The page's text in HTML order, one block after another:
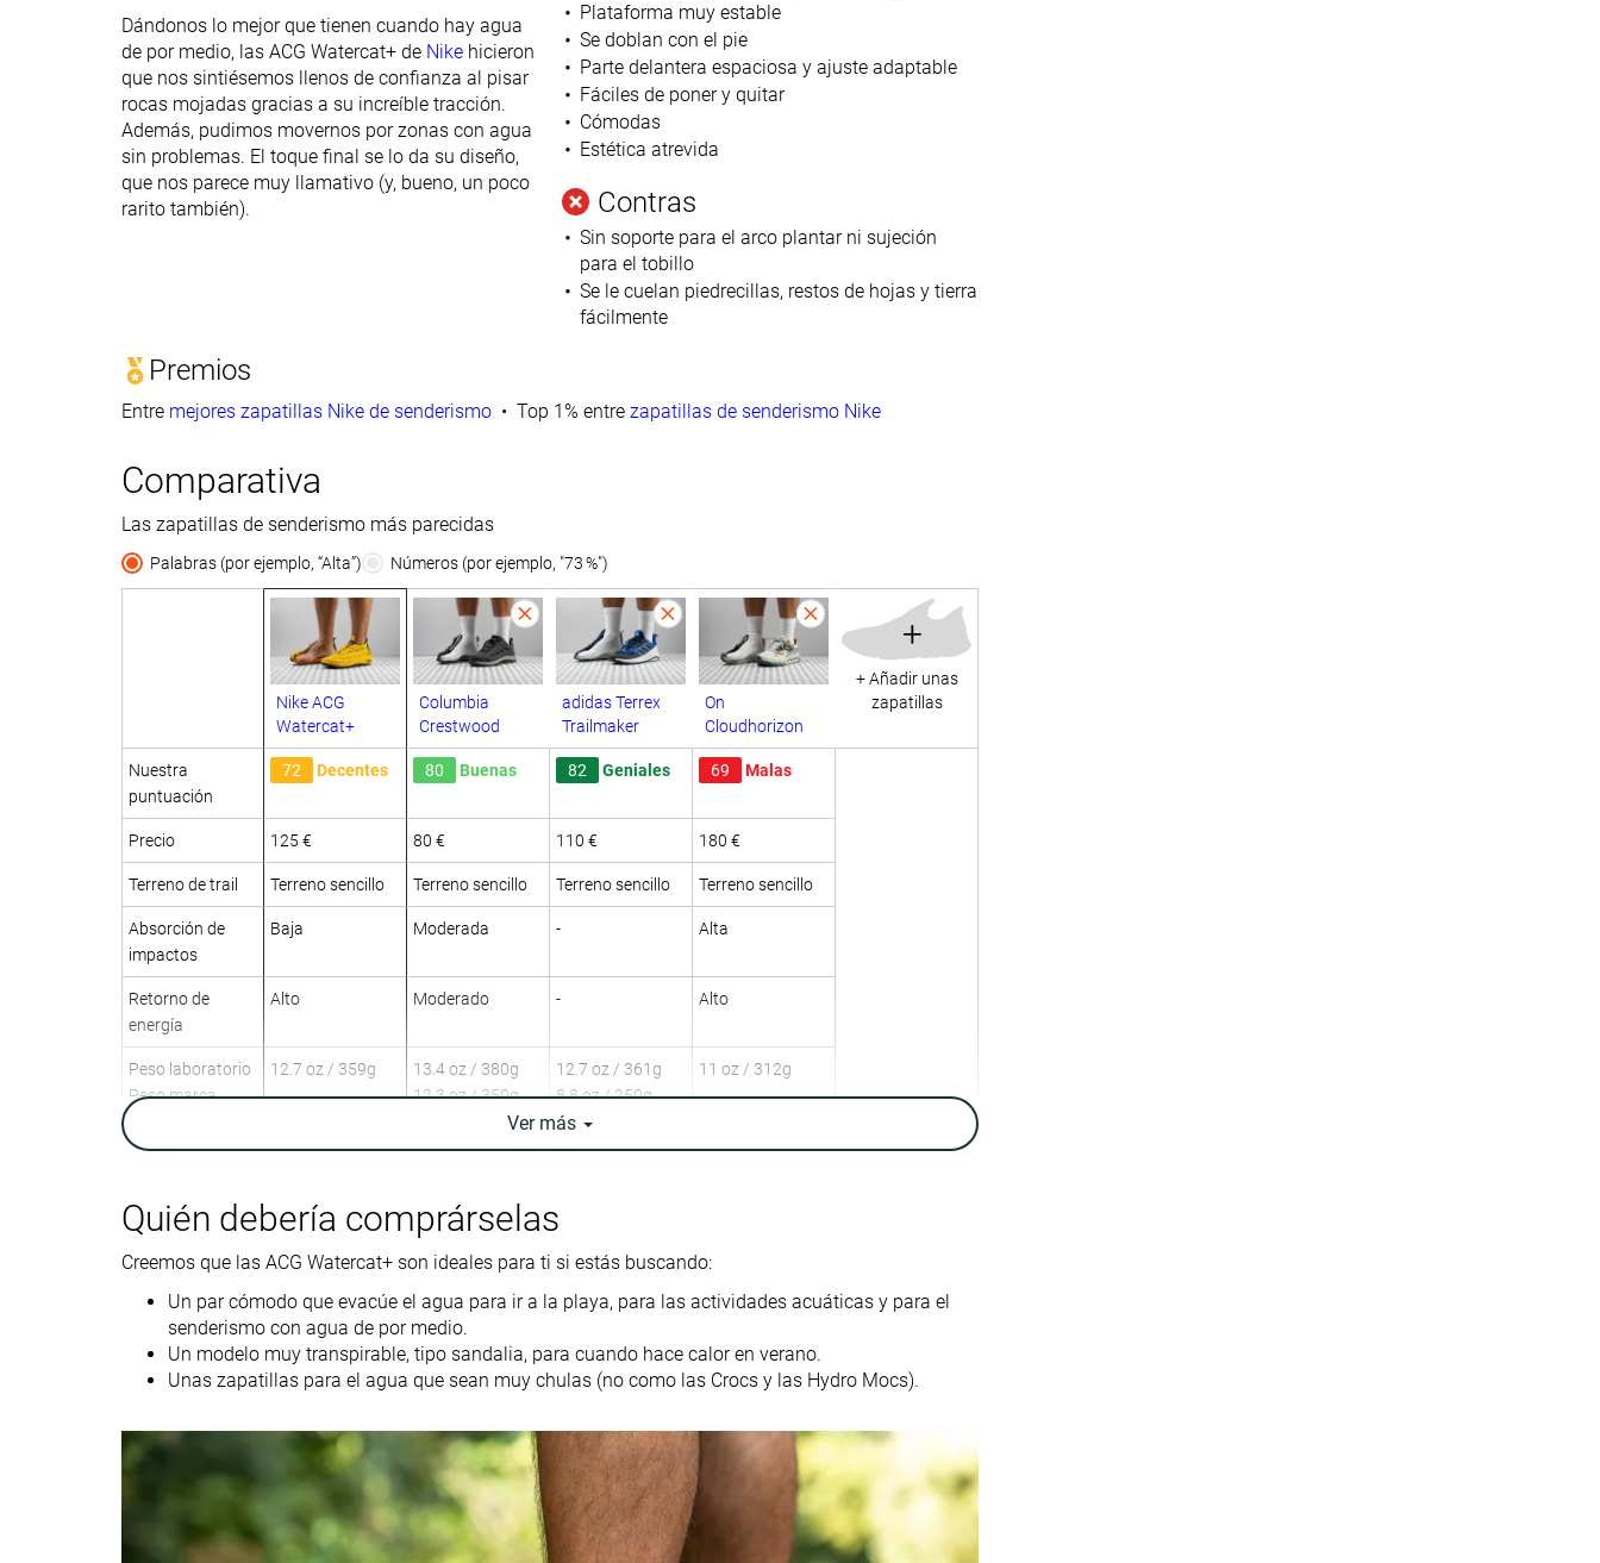
Dándonos lo mejor que tienen cuando hay agua
de por medio, las ACG Watercat+ de Nike hicieron
que nos sintiésemos llenos de confianza al pisar
rocas mojadas gracias a su increíble tracción.
Además, pudimos movernos por zonas con agua
sin problemas. El toque final se lo da su diseño,
que nos parece muy llamativo (y, bueno, un poco
rarito también).
Plataforma muy estable
Se doblan con el pie
Parte delantera espaciosa y ajuste adaptable
Fáciles de poner y quitar
Cómodas
Estética atrevida
Contras
Sin soporte para el arco plantar ni sujeción
para el tobillo
Se le cuelan piedrecillas, restos de hojas y tierra
fácilmente
Premios
Entre mejores zapatillas Nike de senderismo Top 1% entre zapatillas de senderismo Nike
Comparativa
Las zapatillas de senderismo más parecidas
Palabras (por ejemplo, “Alta”) Números (por ejemplo, "73 %")
Nike ACG
Watercat+
Columbia
Crestwood
adidas Terrex
Trailmaker
On
Cloudhorizon
+
+ Añadir unas
zapatillas
Nuestra
puntuación
72 Decentes 80 Buenas 82 Geniales 69 Malas
Precio 125 € 80 € 110 € 180 €
Terreno de trail Terreno sencillo Terreno sencillo Terreno sencillo Terreno sencillo
Absorción de
impactos
Baja Moderada - Alta
Retorno de
energía
Alto Moderado - Alto
Peso laboratorio
Peso marca
12.7 oz / 359g
13.4 oz / 380g
12.3 oz / 350g
12.7 oz / 361g
8.8 oz / 250g
11 oz / 312g
Lightweight
Uso
Senderismo
acuático
Senderismo de
un día
principiantes
Senderismo
rápido
principiantes
Orthotic friendly ✓ ✓ ✓ ✓
Drop laboratorio 4.7 mm 13.7 mm 9.6 mm
Talla
Tallan bien Tallan bien
Tallan un poquito
pequeño
Tallan un poquito
pequeño
mediasuela
Equilibrada
Ver más
Quién debería comprárselas
Creemos que las ACG Watercat+ son ideales para ti si estás buscando:
Un par cómodo que evacúe el agua para ir a la playa, para las actividades acuáticas y para el
senderismo con agua de por medio.
Un modelo muy transpirable, tipo sandalia, para cuando hace calor en verano.
Unas zapatillas para el agua que sean muy chulas (no como las Crocs y las Hydro Mocs).